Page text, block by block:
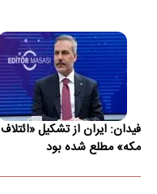
فیدان: ایران از تشکیل «ائتلاف
مکه» مطلع شده بود